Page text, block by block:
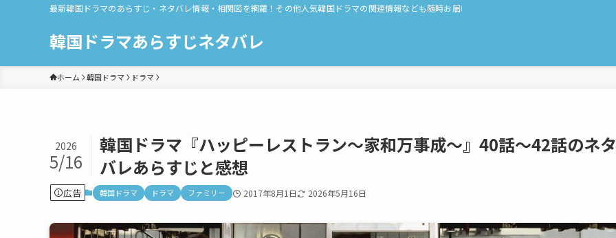
最新韓国ドラマのあらすじ・ネタバレ情報・相関図を網羅！その他人気韓国ドラマの関連情報なども随時お届け！
韓国ドラマあらすじネタバレ
ホーム 韓国ドラマ ドラマ
韓国ドラマ『ハッピーレストラン～家和万事成～』40話〜42話のネタ
バレあらすじと感想
2026
5/16
広告 韓国ドラマ ドラマ ファミリー 2017年8月1日 2026年5月16日